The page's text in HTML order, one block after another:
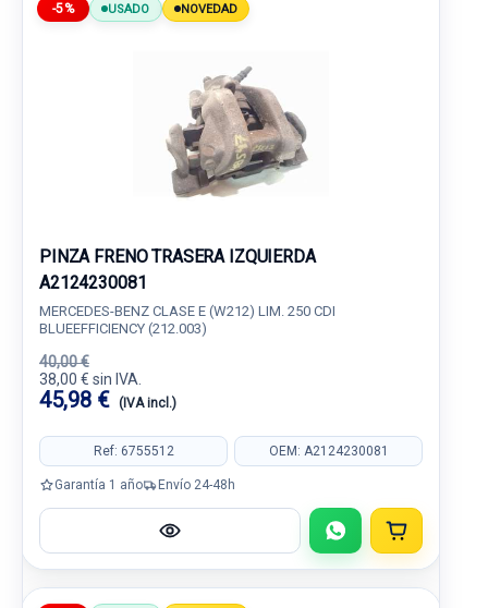
-5% USADO NOVEDAD
PINZA FRENO TRASERA IZQUIERDA
A2124230081
MERCEDES-BENZ CLASE E (W212) LIM. 250 CDI
BLUEEFFICIENCY (212.003)
40,00 €
38,00 € sin IVA.
45,98 € (IVA incl.)
Ref: 6755512 OEM: A2124230081
Garantía 1 año Envío 24-48h